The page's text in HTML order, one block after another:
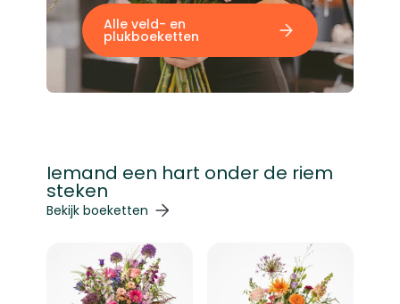
Alle veld- en
plukboeketten
Iemand een hart onder de riem
steken
Navigeren door de elementen van de carrousel is
Druk om carrousel over te slaan
Bekijk boeketten